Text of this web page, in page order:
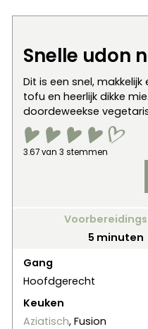
Snelle udon
Dit is een snel,
tofu en heerlijk dikke
doordeweekse
3.67van 3 stemmen
5 minuten
minuten
Gang
Hoofdgerecht
Keuken
Aziatisch, Fusion